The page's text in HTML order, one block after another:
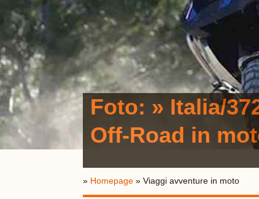
Foto: » Italia/
Off-Road in
» Homepage» Viaggi avventure in moto